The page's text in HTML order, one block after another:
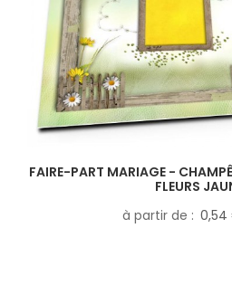
FAIRE-PART MARIAGE -
FLEURS
à partir de